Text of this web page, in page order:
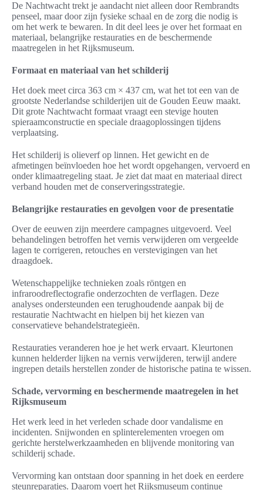
De Nachtwacht trekt je aandacht niet alleen door Rembrandts
penseel, maar door zijn fysieke schaal en de zorg die nodig is
om het werk te bewaren. In dit deel lees je over het formaat en
materiaal, belangrijke restauraties en de beschermende
maatregelen in het Rijksmuseum.
Formaat en materiaal van het schilderij
Het doek meet circa 363 cm × 437 cm, wat het tot een van de
grootste Nederlandse schilderijen uit de Gouden Eeuw maakt.
Dit grote Nachtwacht formaat vraagt een stevige houten
spieraamconstructie en speciale draagoplossingen tijdens
verplaatsing.
Het schilderij is olieverf op linnen. Het gewicht en de
afmetingen beïnvloeden hoe het wordt opgehangen, vervoerd en
onder klimaatregeling staat. Je ziet dat maat en materiaal direct
verband houden met de conserveringsstrategie.
Belangrijke restauraties en gevolgen voor de presentatie
Over de eeuwen zijn meerdere campagnes uitgevoerd. Veel
behandelingen betroffen het vernis verwijderen om vergeelde
lagen te corrigeren, retouches en verstevigingen van het
draagdoek.
Wetenschappelijke technieken zoals röntgen en
infraroodreflectografie onderzochten de verflagen. Deze
analyses ondersteunden een terughoudende aanpak bij de
restauratie Nachtwacht en hielpen bij het kiezen van
conservatieve behandelstrategieën.
Restauraties veranderen hoe je het werk ervaart. Kleurtonen
kunnen helderder lijken na vernis verwijderen, terwijl andere
ingrepen details herstellen zonder de historische patina te wissen.
Schade, vervorming en beschermende maatregelen in het
Rijksmuseum
Het werk leed in het verleden schade door vandalisme en
incidenten. Snijwonden en splinterelementen vroegen om
gerichte herstelwerkzaamheden en blijvende monitoring van
schilderij schade.
Vervorming kan ontstaan door spanning in het doek en eerdere
steunreparaties. Daarom voert het Rijksmuseum continue